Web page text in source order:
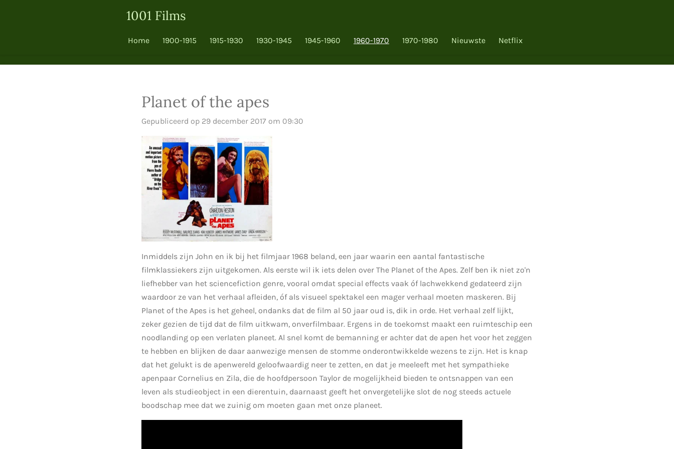
hoofdinhoud
1001 Films
Home 1900-1915 1915-1930 1930-1945 1945-1960 1960-1970 1970-1980 Nieuwste Netflix
Planet of the apes
Gepubliceerd op 29 december 2017 om 09:30
Inmiddels zijn John en ik bij het filmjaar 1968 beland, een jaar waarin een aantal fantastische
filmklassiekers zijn uitgekomen. Als eerste wil ik iets delen over The Planet of the Apes. Zelf ben ik niet zo'n
liefhebber van het sciencefiction genre, vooral omdat special effects vaak óf lachwekkend gedateerd zijn
waardoor ze van het verhaal afleiden, óf als visueel spektakel een mager verhaal moeten maskeren. Bij
Planet of the Apes is het geheel, ondanks dat de film al 50 jaar oud is, dik in orde. Het verhaal zelf lijkt,
zeker gezien de tijd dat de film uitkwam, onverfilmbaar. Ergens in de toekomst maakt een ruimteschip een
noodlanding op een verlaten planeet. Al snel komt de bemanning er achter dat de apen het voor het zeggen
te hebben en blijken de daar aanwezige mensen de stomme onderontwikkelde wezens te zijn. Het is knap
dat het gelukt is de apenwereld geloofwaardig neer te zetten, en dat je meeleeft met het sympathieke
apenpaar Cornelius en Zila, die de hoofdpersoon Taylor de mogelijkheid bieden te ontsnappen van een
leven als studieobject in een dierentuin, daarnaast geeft het onvergetelijke slot de nog steeds actuele
boodschap mee dat we zuinig om moeten gaan met onze planeet.